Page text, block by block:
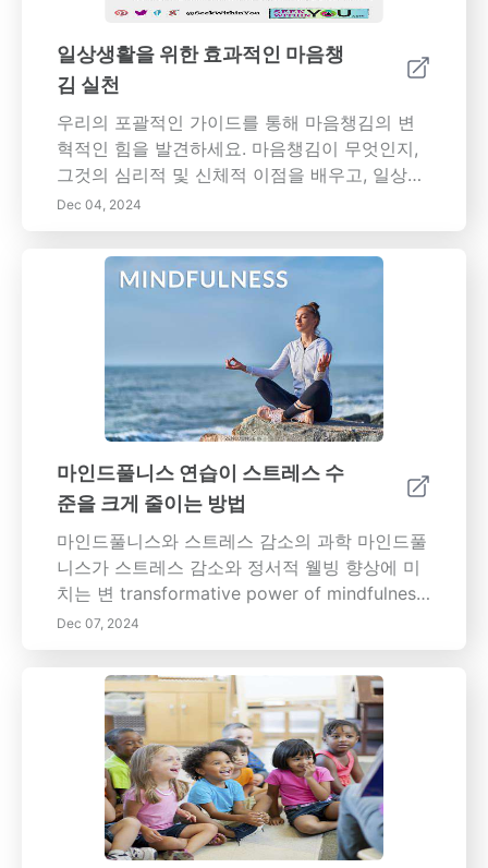
여 목표를 명확히 하고, 아이의 예술 활동 진행
상황을 추적하세요. 일관성을 위해 루틴을 설정
하고 지원적이고 참여적인 환경을 조성하는 동
시에 예술에서의 자발성과 실험을 촉진하세요.
이 가이드는 이러한 기술을 일상 생활에 통합하
는 실용적인 팁을 제공하여, 아이가 학업적으로
성장할 뿐만 아니라 창의적인 과정을 즐길 수 있
도록 보장합니다. 오늘 아이의 기술을 기르기 시
작하여 더 밝고 정돈된 미래를 준비하세요!
일상생활을 위한 효과적인 마음챙
김 실천
우리의 포괄적인 가이드를 통해 마음챙김의 변
혁적인 힘을 발견하세요. 마음챙김이 무엇인지,
그것의 심리적 및 신체적 이점을 배우고, 일상생
활에 마음챙김을 통합하는 간단한 기술을 탐구
하세요. 마음챙김 호흡 연습부터 감사 일기까지,
바쁜 라이프스타일에 맞는 실용적인 팁을 찾아
보세요. 현재에 존재하는 것이 어떻게 감정 조절
을 향상시키고, 관계를 개선하며, 더 큰 행복감을
촉진할 수 있는지 이해하세요. 오늘부터 마음챙
김을 통해 더 풍요로운 삶을 향한 여정을 시작하
Dec 04, 2024
마인드풀니스 연습이 스트레스 수
준을 크게 줄이는 방법
마인드풀니스와 스트레스 감소의 과학 마인드풀
니스가 스트레스 감소와 정서적 웰빙 향상에 미
치는 변 transformative power of mindfulness.
이 포괄적인 기사에서는 마인드풀니스의 신경생
물학적 효과를 탐구하고, 명상과 같은 관행이 뇌
구조를 변화시켜 정서 조절을 개선하고 스트레
스 수준을 낮출 수 있는 방법을 밝혀냅니다. 마인
드풀한 호흡, 걷기 및 저널링을 포함하여 일상 생
활에 마인드풀니스를 통합하기 위한 실용적인
기술을 배우십시오. 불안 및 우울증 감소와 집중
력 및 생산성 향상에서 마인드풀니스의 장기적
인 이점을 이해하십시오. 짧은 마인드풀니스 휴
식과 의식을 통해 바쁜 라이프스타일에 마인드
Dec 07, 2024